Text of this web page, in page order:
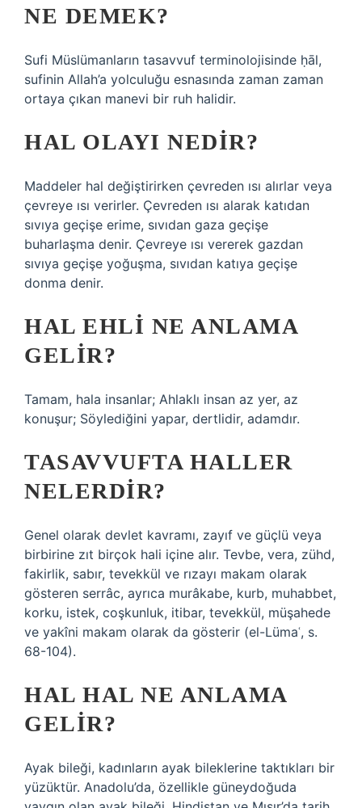
NE DEMEK?
Sufi Müslümanların tasavvuf terminolojisinde ḥāl,
sufinin Allah’a yolculuğu esnasında zaman zaman
ortaya çıkan manevi bir ruh halidir.
HAL OLAYI NEDIR?
Maddeler hal değiştirirken çevreden ısı alırlar veya
çevreye ısı verirler. Çevreden ısı alarak katıdan
sıvıya geçişe erime, sıvıdan gaza geçişe
buharlaşma denir. Çevreye ısı vererek gazdan
sıvıya geçişe yoğuşma, sıvıdan katıya geçişe
donma denir.
HAL EHLI NE ANLAMA
GELIR?
Tamam, hala insanlar; Ahlaklı insan az yer, az
konuşur; Söylediğini yapar, dertlidir, adamdır.
TASAVVUFTA HALLER
NELERDIR?
Genel olarak devlet kavramı, zayıf ve güçlü veya
birbirine zıt birçok hali içine alır. Tevbe, vera, zühd,
fakirlik, sabır, tevekkül ve rızayı makam olarak
gösteren serrâc, ayrıca murâkabe, kurb, muhabbet,
korku, istek, coşkunluk, itibar, tevekkül, müşahede
ve yakîni makam olarak da gösterir (el-Lümaʿ, s.
68-104).
HAL HAL NE ANLAMA
GELIR?
Ayak bileği, kadınların ayak bileklerine taktıkları bir
yüzüktür. Anadolu’da, özellikle güneydoğuda